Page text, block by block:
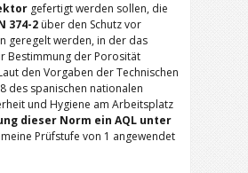
gefertigt werden sollen, die
374-2 über den Schutz vor
geregelt werden, in der das
Bestimmung der Porosität
den Vorgaben der Technischen
des spanischen nationalen
und Hygiene am Arbeitsplatz
dieser Norm ein AQL unter
Prüfstufe von 1 angewendet